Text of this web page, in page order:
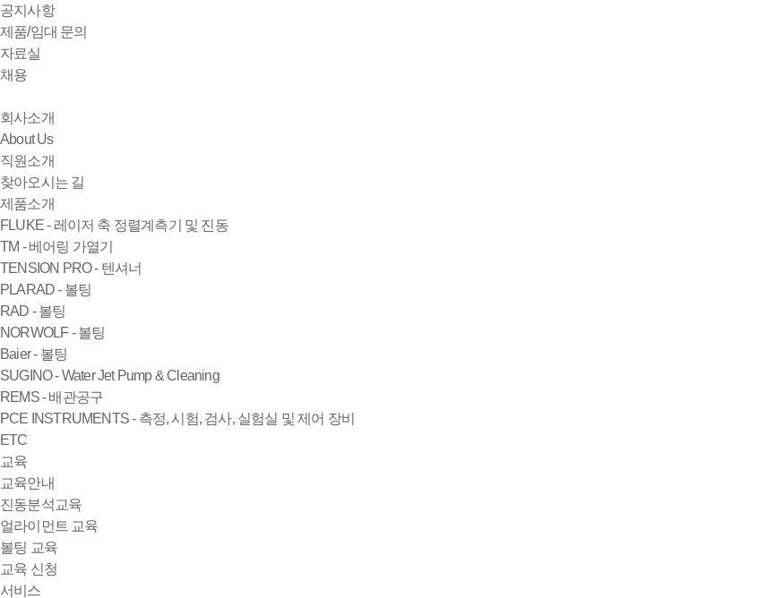
공지사항
제품/임대 문의
자료실
채용
회사소개
About Us
직원소개
찾아오시는 길
제품소개
FLUKE - 레이저 축 정렬계측기 및 진동
TM - 베어링 가열기
TENSION PRO - 텐셔너
PLARAD - 볼팅
RAD - 볼팅
NORWOLF - 볼팅
Baier - 볼팅
SUGINO - Water Jet Pump & Cleaning
REMS - 배관공구
PCE INSTRUMENTS - 측정, 시험, 검사, 실험실 및 제어 장비
ETC
교육
교육안내
진동분석교육
얼라이먼트 교육
볼팅 교육
교육 신청
서비스